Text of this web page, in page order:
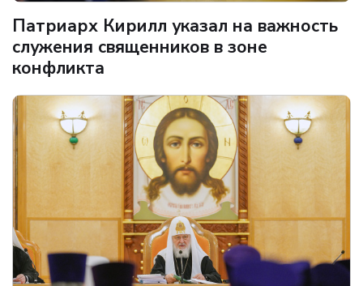
Патриарх Кирилл указал на важность
служения священников в зоне
конфликта